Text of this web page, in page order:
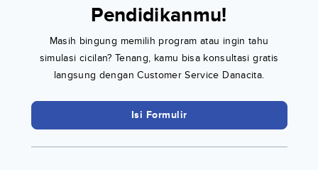
Pendidikanmu!
Masih bingung memilih program atau ingin tahu
simulasi cicilan? Tenang, kamu bisa konsultasi gratis
langsung dengan Customer Service Danacita.
Isi Formulir